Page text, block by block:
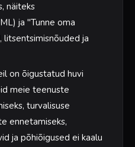
näiteks
ja "Tunne oma
litsentsimisnõuded ja
on õigustatud huvi
meie teenuste
turvalisuse
ennetamiseks,
ja põhiõigused ei kaalu